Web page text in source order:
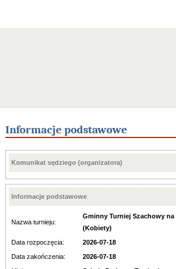
Informacje podstawowe
Komunikat sędziego (organizatora)
Informacje podstawowe
Nazwa turnieju:
Gminny Turniej Szachowy na
(Kobiety)
Data rozpoczęcia:
2026-07-18
Data zakończenia:
2026-07-18